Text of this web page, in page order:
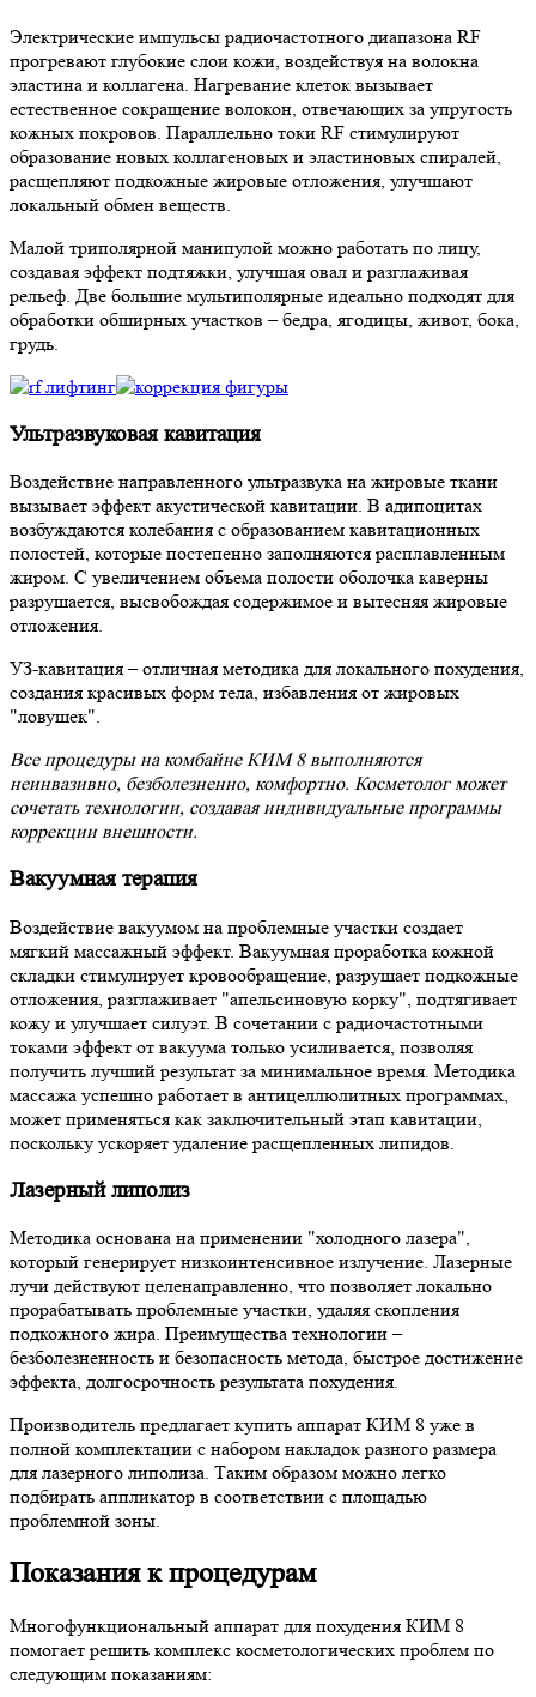
Электрические импульсы радиочастотного диапазона RF
прогревают глубокие слои кожи, воздействуя на волокна
эластина и коллагена. Нагревание клеток вызывает
естественное сокращение волокон, отвечающих за упругость
кожных покровов. Параллельно токи RF стимулируют
образование новых коллагеновых и эластиновых спиралей,
расщепляют подкожные жировые отложения, улучшают
локальный обмен веществ.
Малой триполярной манипулой можно работать по лицу,
создавая эффект подтяжки, улучшая овал и разглаживая
рельеф. Две большие мультиполярные идеально подходят для
обработки обширных участков – бедра, ягодицы, живот, бока,
грудь.
Ультразвуковая кавитация
Воздействие направленного ультразвука на жировые ткани
вызывает эффект акустической кавитации. В адипоцитах
возбуждаются колебания с образованием кавитационных
полостей, которые постепенно заполняются расплавленным
жиром. С увеличением объема полости оболочка каверны
разрушается, высвобождая содержимое и вытесняя жировые
отложения.
УЗ-кавитация – отличная методика для локального похудения,
создания красивых форм тела, избавления от жировых
"ловушек".
Все процедуры на комбайне КИМ 8 выполняются
неинвазивно, безболезненно, комфортно. Косметолог может
сочетать технологии, создавая индивидуальные программы
коррекции внешности.
Вакуумная терапия
Воздействие вакуумом на проблемные участки создает
мягкий массажный эффект. Вакуумная проработка кожной
складки стимулирует кровообращение, разрушает подкожные
отложения, разглаживает "апельсиновую корку", подтягивает
кожу и улучшает силуэт. В сочетании с радиочастотными
токами эффект от вакуума только усиливается, позволяя
получить лучший результат за минимальное время. Методика
массажа успешно работает в антицеллюлитных программах,
может применяться как заключительный этап кавитации,
поскольку ускоряет удаление расщепленных липидов.
Лазерный липолиз
Методика основана на применении "холодного лазера",
который генерирует низкоинтенсивное излучение. Лазерные
лучи действуют целенаправленно, что позволяет локально
прорабатывать проблемные участки, удаляя скопления
подкожного жира. Преимущества технологии –
безболезненность и безопасность метода, быстрое достижение
эффекта, долгосрочность результата похудения.
Производитель предлагает купить аппарат КИМ 8 уже в
полной комплектации с набором накладок разного размера
для лазерного липолиза. Таким образом можно легко
подбирать аппликатор в соответствии с площадью
проблемной зоны.
Показания к процедурам
Многофункциональный аппарат для похудения КИМ 8
помогает решить комплекс косметологических проблем по
следующим показаниям: